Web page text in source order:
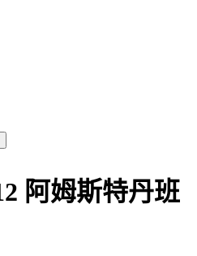
阿姆斯特丹班